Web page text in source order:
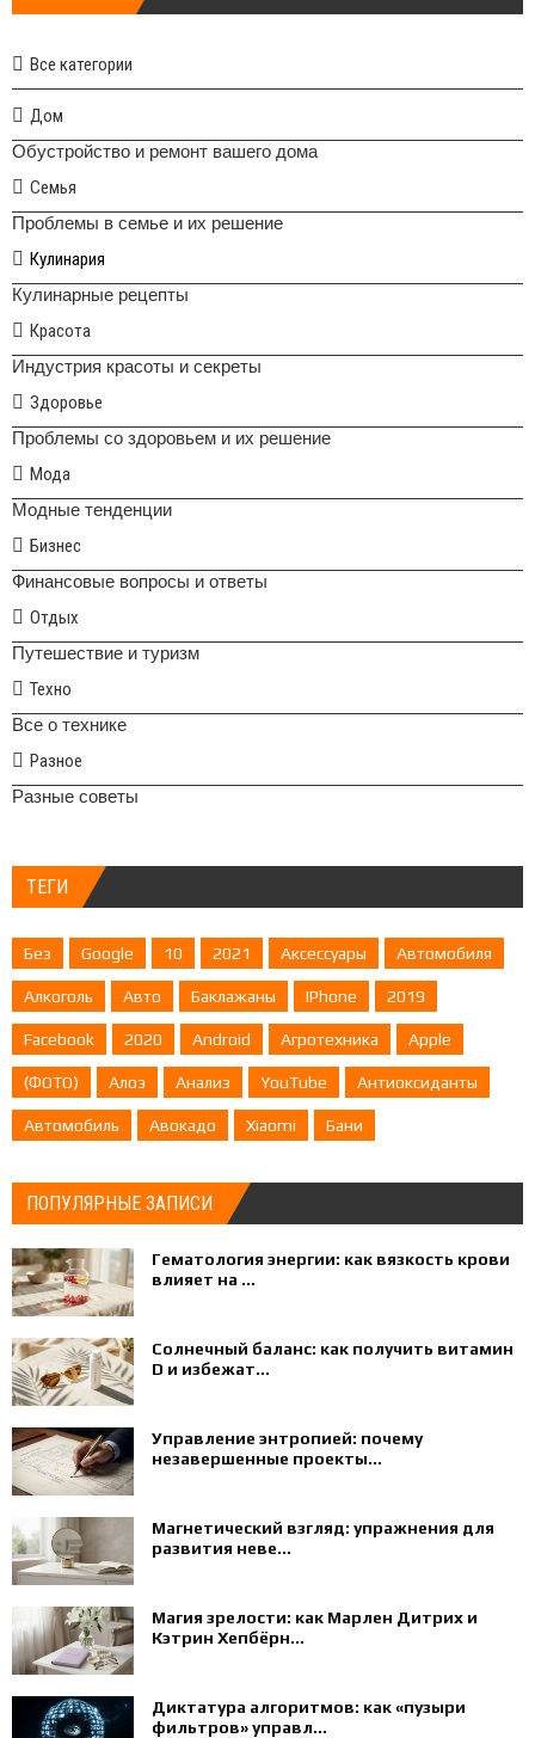
Все категории
Дом
Обустройство и ремонт вашего дома
Семья
Проблемы в семье и их решение
Кулинария
Кулинарные рецепты
Красота
Индустрия красоты и секреты
Здоровье
Проблемы со здоровьем и их решение
Мода
Модные тенденции
Бизнес
Финансовые вопросы и ответы
Отдых
Путешествие и туризм
Техно
Все о технике
Разное
Разные советы
ТЕГИ
Без Google 10 2021 Аксессуары Автомобиля
Алкоголь Авто Баклажаны IPhone 2019
Facebook 2020 Android Агротехника Apple
(ФОТО) Алоэ Анализ YouTube Антиоксиданты
Автомобиль Авокадо Xiaomi Бани
ПОПУЛЯРНЫЕ ЗАПИСИ
Гематология энергии: как вязкость крови
влияет на ...
Солнечный баланс: как получить витамин
D и избежат...
Управление энтропией: почему
незавершенные проекты...
Магнетический взгляд: упражнения для
развития неве...
Магия зрелости: как Марлен Дитрих и
Кэтрин Хепбёрн...
Диктатура алгоритмов: как «пузыри
фильтров» управл...